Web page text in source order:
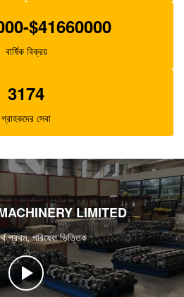
$41660000
বার্ষিক বিক্রয়
3174
গ্রাহকদের সেবা
LIMITED
প্রথম, পরিষেবা ভিত্তিক